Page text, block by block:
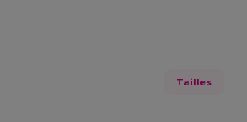
Tailles